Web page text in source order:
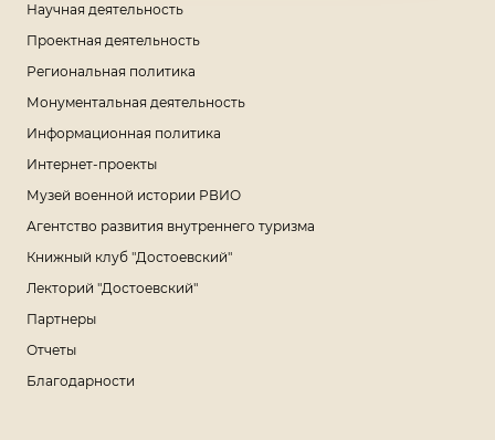
Научная деятельность
Проектная деятельность
Региональная политика
Монументальная деятельность
Информационная политика
Интернет-проекты
Музей военной истории РВИО
Агентство развития внутреннего туризма
Книжный клуб "Достоевский"
Лекторий "Достоевский"
Партнеры
Отчеты
Благодарности